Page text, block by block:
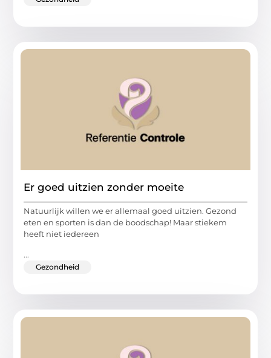
Er goed uitzien zonder moeite
Natuurlijk willen we er allemaal goed uitzien. Gezond
eten en sporten is dan de boodschap! Maar stiekem
heeft niet iedereen
...
Gezondheid